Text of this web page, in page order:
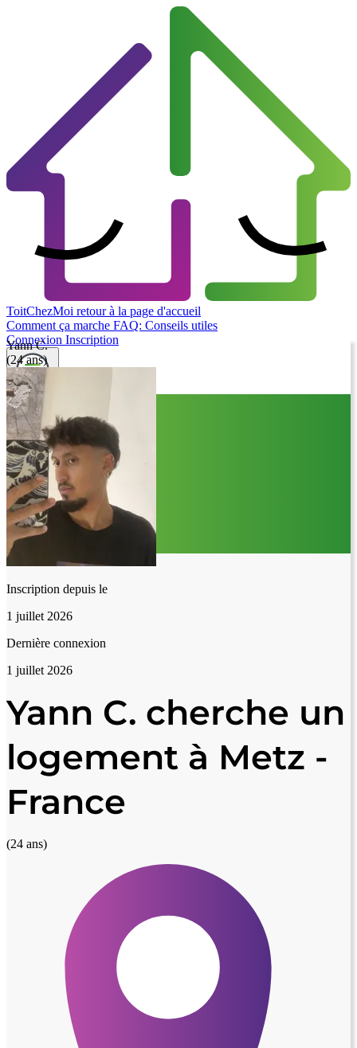
ToitChezMoi retour à la page d'accueil
Comment ça marche FAQ: Conseils utiles
Connexion Inscription
Yann C.
(24 ans)
Inscription depuis le
1 juillet 2026
Dernière connexion
1 juillet 2026
Yann C. cherche un
logement à Metz -
France
(24 ans)